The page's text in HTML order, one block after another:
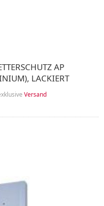
AP
LACKIERT
Versand